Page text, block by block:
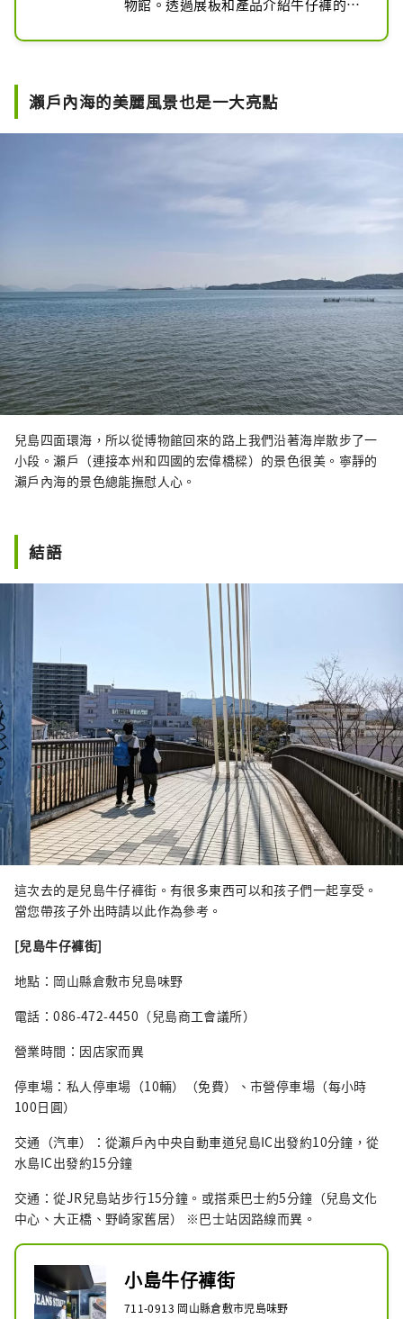
物館。透過展板和產品介紹牛仔褲的歷
品，包括100多年前製作的複製品和當
割和縫紉技術來製作作品。這裡設有牛
瀨戶內海的美麗風景也是一大亮點
兒島四面環海，所以從博物館回來的路上我們沿著海岸散步了一
小段。瀨戶（連接本州和四國的宏偉橋樑）的景色很美。寧靜的
瀨戶內海的景色總能撫慰人心。
結語
這次去的是兒島牛仔褲街。有很多東西可以和孩子們一起享受。
當您帶孩子外出時請以此作為參考。
[兒島牛仔褲街]
地點：岡山縣倉敷市兒島味野
電話：086-472-4450（兒島商工會議所）
營業時間：因店家而異
停車場：私人停車場（10輛）（免費）、市營停車場（每小時
100日圓）
交通（汽車）：從瀨戶內中央自動車道兒島IC出發約10分鐘，從
水島IC出發約15分鐘
交通：從JR兒島站步行15分鐘。或搭乘巴士約5分鐘（兒島文化
中心、大正橋、野崎家舊居） ※巴士站因路線而異。
小島牛仔褲街
711-0913 岡山縣倉敷市児島味野